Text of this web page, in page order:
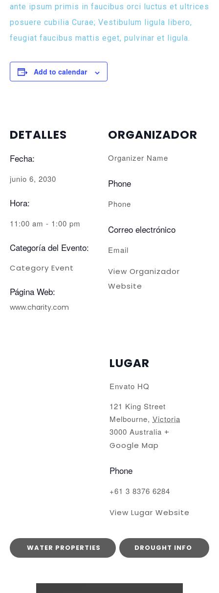
ante ipsum primis in faucibus orci luctus et ultrices
posuere cubilia Curae; Vestibulum ligula libero,
feugiat faucibus mattis eget, pulvinar et ligula.
Add to calendar
DETALLES
Fecha:
junio 6, 2030
Hora:
11:00 am - 1:00 pm
Categoría del Evento:
Category Event
Página Web:
www.charity.com
ORGANIZADOR
Organizer Name
Phone
Phone
Correo electrónico
Email
View Organizador
Website
LUGAR
Envato HQ
121 King Street
Melbourne, Victoria
3000 Australia +
Google Map
Phone
+61 3 8376 6284
View Lugar Website
WATER PROPERTIES DROUGHT INFO